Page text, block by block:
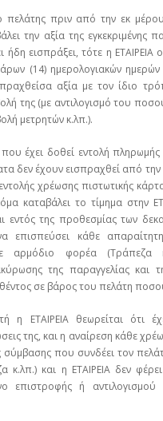
πριν από την εκ
την αξία της εγκεκριμένης
ήδη εισπράξει, τότε η ΕΤΑΙΡΕΙΑ
(14) ημερολογιακών ημερών
αξία με τον ίδιο
της (με αντιλογισμό του
μετρητών κ.λπ.).
έχει δοθεί εντολή
δεν έχουν εισπραχθεί από την
χρέωσης πιστωτικής
καταβάλει το τίμημα στην
εντός της προθεσμίας των
επισπεύσει κάθε
αρμόδιο φορέα (Τράπεζα
της παραγγελίας και
σε βάρος του πελάτη
η ΕΤΑΙΡΕΙΑ θεωρείται ότι
της, και η αναίρεση κάθε
που συνδέει τον
και η ΕΤΑΙΡΕΙΑ δεν
επιστροφής ή αντιλογισμού